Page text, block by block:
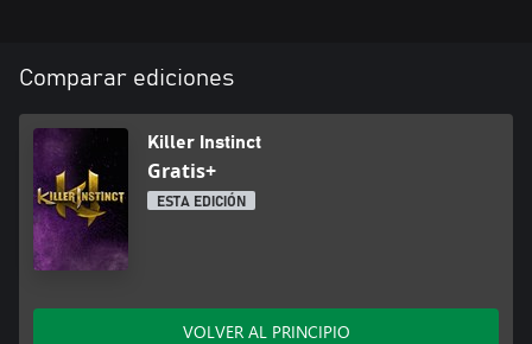
Comparar ediciones
Killer Instinct
Gratis+
ESTA EDICIÓN
VOLVER AL PRINCIPIO